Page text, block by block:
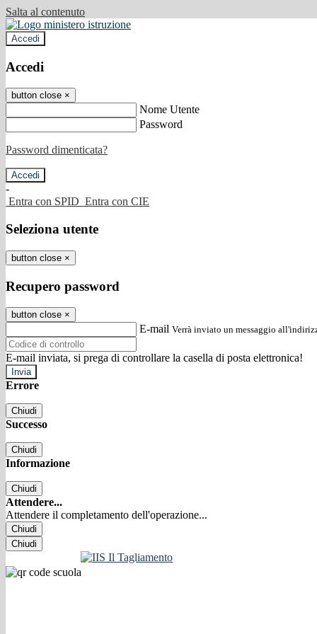
Salta al contenuto
Accedi
Accedi
button close ×
Nome Utente
Password
Password dimenticata?
-
Entra con SPID Entra con CIE
Seleziona utente
button close ×
Recupero password
button close ×
E-mail Verrà inviato un messaggio
E-mail inviata, si prega di controllare la casella di posta elettronica!
Errore
Chiudi
Successo
Chiudi
Informazione
Chiudi
Attendere...
Attendere il completamento dell'operazione...
Chiudi
Chiudi